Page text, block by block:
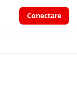
Conectare